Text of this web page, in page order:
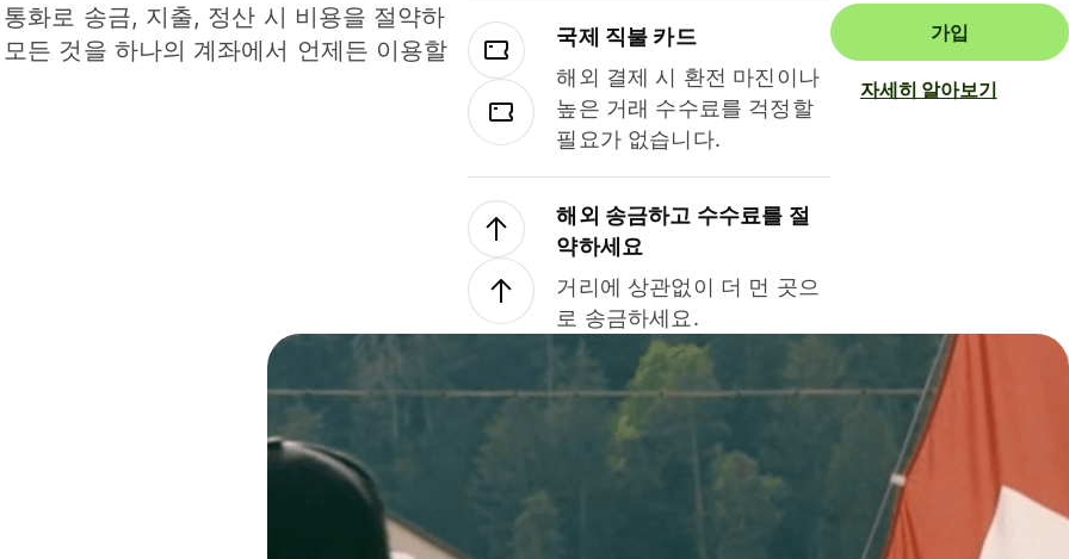
화로 송금, 지출, 정산 시 비용을 절약하
든 것을 하나의 계좌에서 언제든 이용할
국제 직불 카드
해외 결제 시 환전 마진이나
높은 거래 수수료를 걱정할
필요가 없습니다.
해외 송금하고 수수료를 절
약하세요
거리에 상관없이 더 먼 곳으
로 송금하세요.
가입
자세히 알아보기